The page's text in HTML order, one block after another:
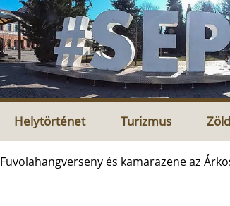
Helytörténet Turizmus
Fuvolahangverseny és kamarazene az